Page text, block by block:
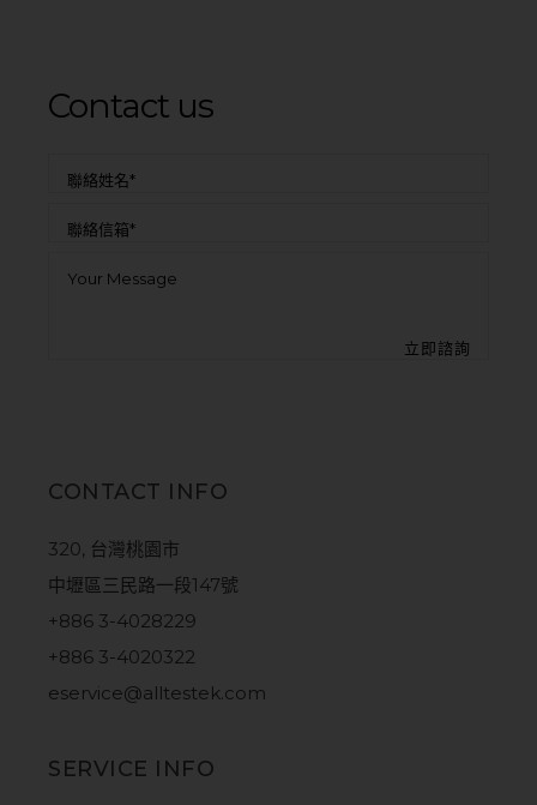
Contact us
CONTACT INFO
320, 台灣桃園市
中壢區三民路一段147號
+886 3-4028229
+886 3-4020322
eservice@alltestek.com
SERVICE INFO